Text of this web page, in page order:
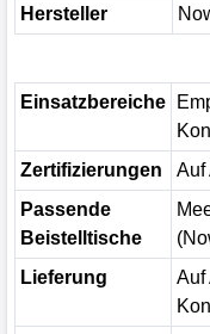
Hersteller
Einsatzbereiche
Zertifizierungen
Auf
Passende
Beistelltische
Lieferung
Auf